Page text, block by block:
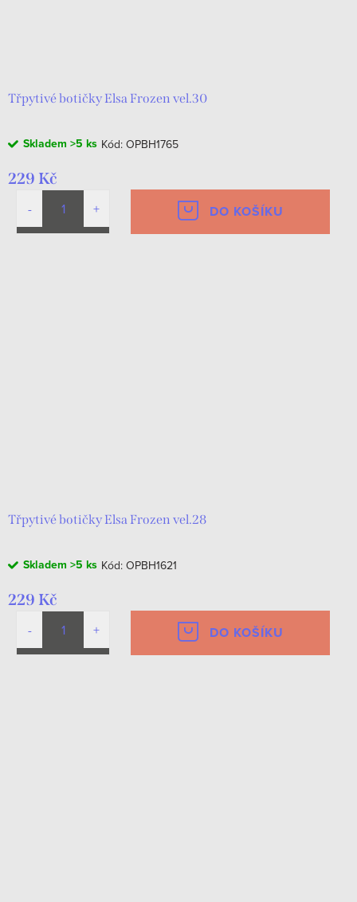
Třpytivé botičky Elsa Frozen vel.30
Skladem >5 ks Kód: OPBH1765
229 Kč
DO KOŠÍKU
Třpytivé botičky Elsa Frozen vel.28
Skladem >5 ks Kód: OPBH1621
229 Kč
DO KOŠÍKU